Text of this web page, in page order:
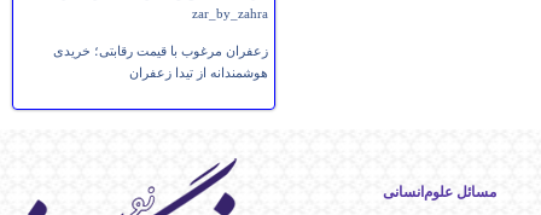
zar_by_zahra
زعفران مرغوب با قیمت رقابتی؛ خریدی
هوشمندانه از تیدا زعفران
مسائل علوم‌انسانی